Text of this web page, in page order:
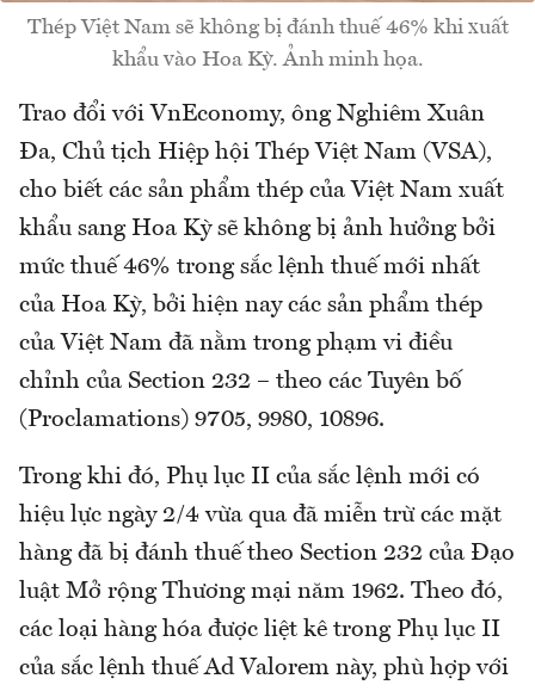
Thép Việt Nam sẽ không bị đánh thuế 46% khi xuất
khẩu vào Hoa Kỳ. Ảnh minh họa.
Trao đổi với VnEconomy, ông Nghiêm Xuân
Đa, Chủ tịch Hiệp hội Thép Việt Nam (VSA),
cho biết các sản phẩm thép của Việt Nam xuất
khẩu sang Hoa Kỳ sẽ không bị ảnh hưởng bởi
mức thuế 46% trong sắc lệnh thuế mới nhất
của Hoa Kỳ, bởi hiện nay các sản phẩm thép
của Việt Nam đã nằm trong phạm vi điều
chỉnh của Section 232 – theo các Tuyên bố
(Proclamations) 9705, 9980, 10896.
Trong khi đó, Phụ lục II của sắc lệnh mới có
hiệu lực ngày 2/4 vừa qua đã miễn trừ các mặt
hàng đã bị đánh thuế theo Section 232 của Đạo
luật Mở rộng Thương mại năm 1962. Theo đó,
các loại hàng hóa được liệt kê trong Phụ lục II
của sắc lệnh thuế Ad Valorem này, phù hợp với